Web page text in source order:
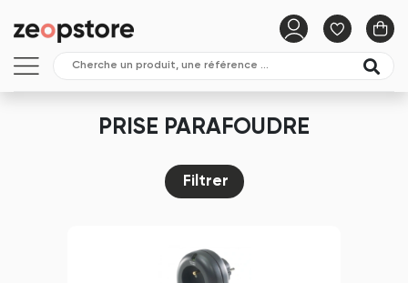
PRISE PARAFOUDRE
Filtrer